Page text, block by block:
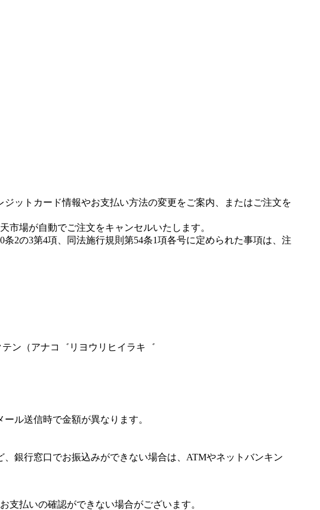
ットカード情報やお支払い方法の変更をご案内、またはご注文を
市場が自動でご注文をキャンセルいたします。
2の3第4項、同法施行規則第54条1項各号に定められた事項は、注
ン（アナコ゛リヨウリヒイラキ゛
ル送信時で金額が異なります。
銀行窓口でお振込みができない場合は、ATMやネットバンキン
払いの確認ができない場合がございます。